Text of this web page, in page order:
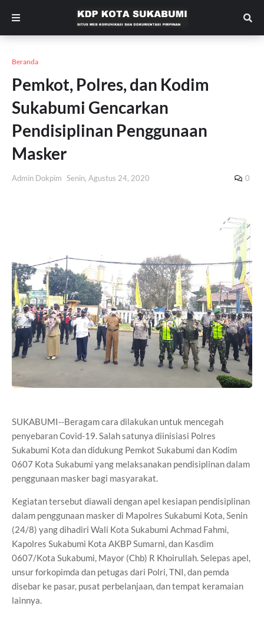
Beranda
Pemkot, Polres, dan Kodim
Sukabumi Gencarkan
Pendisiplinan Penggunaan
Masker
Admin Dokpim Senin, Agustus 24, 2020 0
SUKABUMI--Beragam cara dilakukan untuk mencegah
penyebaran Covid-19. Salah satunya diinisiasi Polres
Sukabumi Kota dan didukung Pemkot Sukabumi dan Kodim
0607 Kota Sukabumi yang melaksanakan pendisiplinan dalam
penggunaan masker bagi masyarakat.
Kegiatan tersebut diawali dengan apel kesiapan pendisiplinan
dalam penggunaan masker di Mapolres Sukabumi Kota, Senin
(24/8) yang dihadiri Wali Kota Sukabumi Achmad Fahmi,
Kapolres Sukabumi Kota AKBP Sumarni, dan Kasdim
0607/Kota Sukabumi, Mayor (Chb) R Khoirullah. Selepas apel,
unsur forkopimda dan petugas dari Polri, TNI, dan pemda
disebar ke pasar, pusat perbelanjaan, dan tempat keramaian
lainnya.